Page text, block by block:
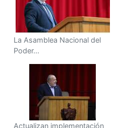
La Asamblea Nacional del
Poder...
Actualizan implementación